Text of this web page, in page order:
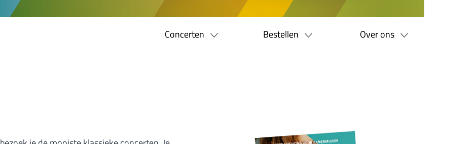
Concerten Bestellen Over ons